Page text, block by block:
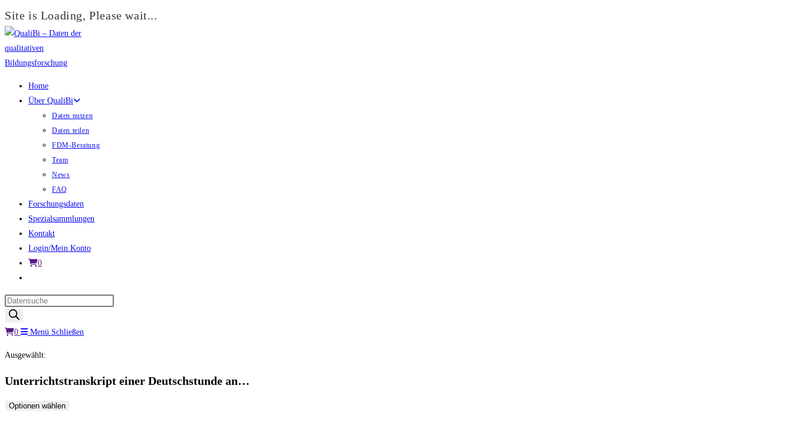
Site is Loading, Please wait...
Zum
Inhalt
springen
Home
Über QualiBi
Daten nutzen
Daten teilen
FDM-Beratung
Team
News
FAQ
Forschungsdaten
Spezialsammlungen
Kontakt
Login/Mein Konto
0
umschalten
Products
search
0
Menü Schließen
Ausgewählt:
Unterrichtstranskript einer Deutschstunde an…
Optionen wählen